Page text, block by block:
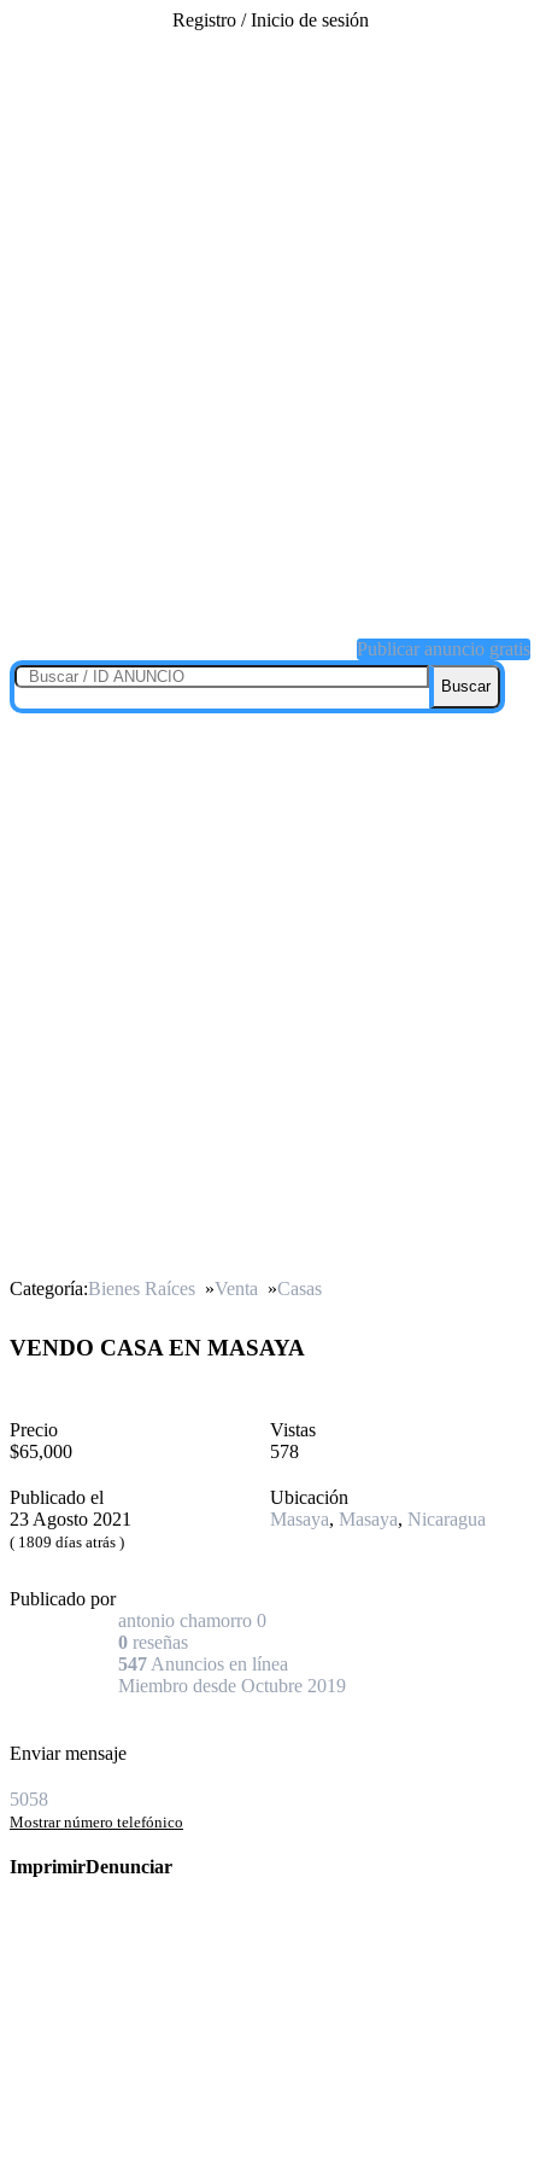
Registro / Inicio de sesión
Publicar anuncio gratis
Buscar
Categoría:Bienes Raíces »Venta »Casas
VENDO CASA EN MASAYA
Precio
$65,000
Vistas
578
Publicado el
23 Agosto 2021
( 1809 días atrás )
Ubicación
Masaya, Masaya, Nicaragua
Publicado por
antonio chamorro 0
0 reseñas
547 Anuncios en línea
Miembro desde Octubre 2019
Enviar mensaje
5058
Mostrar número telefónico
ImprimirDenunciar